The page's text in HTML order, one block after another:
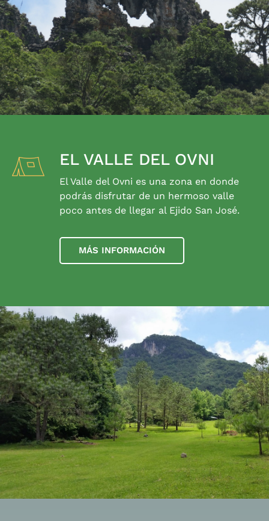
EL VALLE DEL OVNI
El Valle del Ovni es una zona en donde
podrás disfrutar de un hermoso valle
poco antes de llegar al Ejido San José.
MÁS INFORMACIÓN